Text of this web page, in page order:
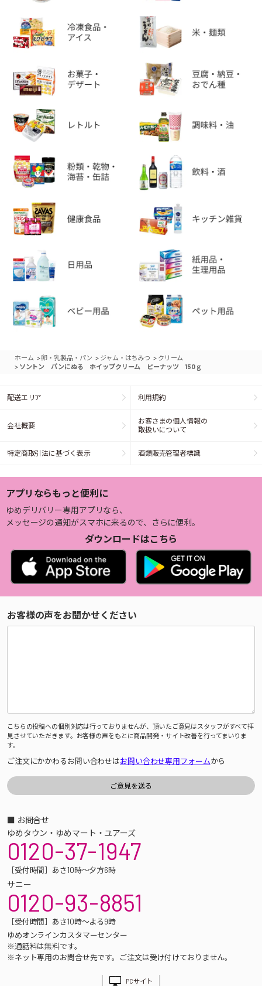
ホーム >卵・乳製品・パン > ジャム・はちみつ > クリーム
> ソントン パンにぬる ホイップクリーム ピーナッツ 150ｇ
配送エリア 利用規約
会社概要
お客さまの個人情報の
取扱いについて
特定商取引法に基づく表示 酒類販売管理者標識
アプリならもっと便利に
ゆめデリバリー専用アプリなら、
メッセージの通知がスマホに来るので、さらに便利。
ダウンロードはこちら
お客様の声をお聞かせください
こちらの投稿への個別対応は行っておりませんが、頂いたご意見はスタッフがすべて拝
見させていただきます。お客様の声をもとに商品開発・サイト改善を行ってまいりま
す。
ご注文にかかわるお問い合わせはお問い合わせ専用フォームから
■ お問合せ
ゆめタウン・ゆめマート・ユアーズ
0120-37-1947
［受付時間］あさ10時～夕方6時
サニー
0120-93-8851
［受付時間］あさ10時～よる9時
ゆめオンラインカスタマーセンター
※通話料は無料です。
※ネット専用のお問合せ先です。ご注文は受け付けておりません。
PCサイト